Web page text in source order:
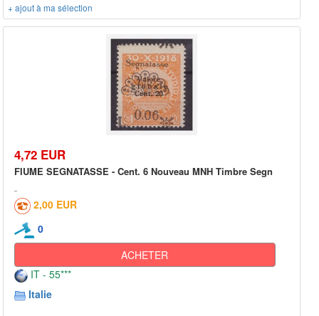
+ ajout à ma sélection
4,72 EUR
FIUME SEGNATASSE - Cent. 6 Nouveau MNH Timbre Segn
2,00 EUR
0
ACHETER
IT - 55***
Italie